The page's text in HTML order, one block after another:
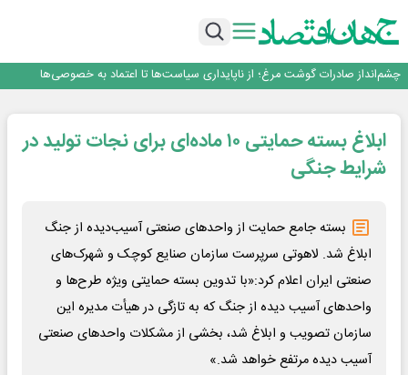
رییس‌کل بیمه مرکزی: برای حقوق مردم خط قرمز ندارم
چشم‌انداز صادرات گوشت مرغ؛ از ناپایداری سیاست‌ها تا اعتماد به خصوصی‌ها
عبور فکور صنعت از مرز ۵۳ همت درآمد
رییس‌کل بیمه مرکزی: برای حقوق مردم خط قرمز ندارمابلاغ بسته حمایتی ۱۰ ماده‌ای برای نجات تولید در
شرایط جنگی
بسته جامع حمایت از واحدهای صنعتی آسیب‌دیده از جنگ
ابلاغ شد. لاهوتی سرپرست سازمان صنایع کوچک و شهرک‌های
صنعتی ایران اعلام کرد:«با تدوین بسته حمایتی ویژه طرح‌ها و
واحدهای آسیب دیده از جنگ که به تازگی در هیأت ‌مدیره این
سازمان تصویب و ابلاغ شد، بخشی از مشکلات واحدهای صنعتی
آسیب دیده مرتفع خواهد شد.»